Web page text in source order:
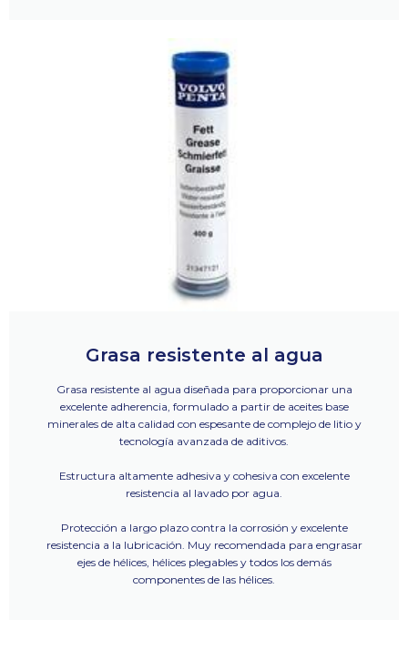
Grasa resistente al agua
Grasa resistente al agua diseñada para proporcionar una
excelente adherencia, formulado a partir de aceites base
minerales de alta calidad con espesante de complejo de litio y
tecnología avanzada de aditivos.
Estructura altamente adhesiva y cohesiva con excelente
resistencia al lavado por agua.
Protección a largo plazo contra la corrosión y excelente
resistencia a la lubricación. Muy recomendada para engrasar
ejes de hélices, hélices plegables y todos los demás
componentes de las hélices.